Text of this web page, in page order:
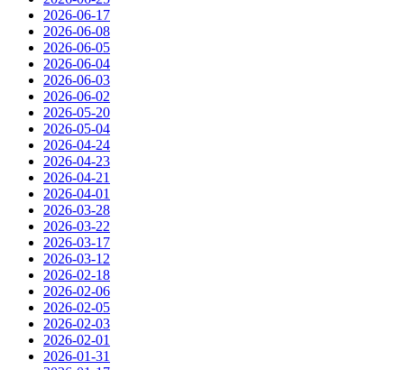
2026-06-17
2026-06-08
2026-06-05
2026-06-04
2026-06-03
2026-06-02
2026-05-20
2026-05-04
2026-04-24
2026-04-23
2026-04-21
2026-04-01
2026-03-28
2026-03-22
2026-03-17
2026-03-12
2026-02-18
2026-02-06
2026-02-05
2026-02-03
2026-02-01
2026-01-31